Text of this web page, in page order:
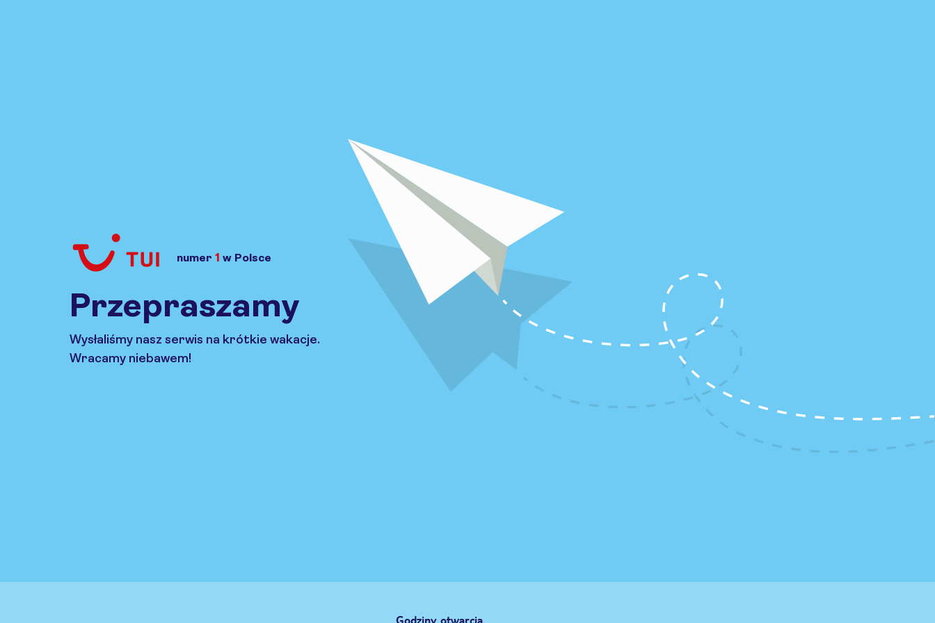
numer 1 w Polsce
Przepraszamy
Wysłaliśmy nasz serwis na krótkie wakacje.
Wracamy niebawem!
Godziny otwarcia